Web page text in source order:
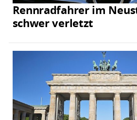
Rennradfahrer im
schwer verletzt